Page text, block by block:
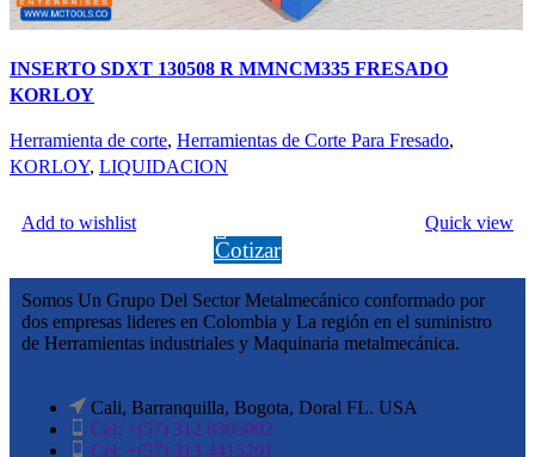
INSERTO SDXT 130508 R MMNCM335 FRESADO
KORLOY
Herramienta de corte, Herramientas de Corte Para Fresado,
KORLOY, LIQUIDACION
Add to wishlist
Cotizar
Quick view
Somos Un Grupo Del Sector Metalmecánico conformado por
dos empresas lideres en Colombia y La región en el suministro
de Herramientas industriales y Maquinaria metalmecánica.
Cali, Barranquilla, Bogota, Doral FL. USA
Cel: +(57) 312 8305092
Cel: +(57) 313 4415201